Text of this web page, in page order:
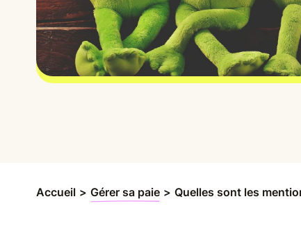
Accueil > Gérer sa paie > Quelles sont les